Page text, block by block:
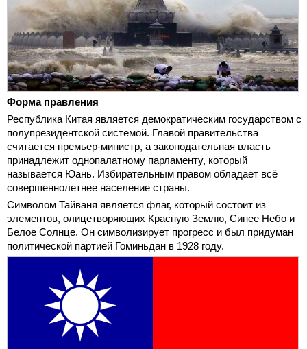
Форма правления
Республика Китая является демократическим государством с
полупрезидентской системой. Главой правительства
считается премьер-министр, а законодательная власть
принадлежит однопалатному парламенту, который
называется Юань. Избирательным правом обладает всё
совершеннолетнее население страны.
Символом Тайваня является флаг, который состоит из
элементов, олицетворяющих Красную Землю, Синее Небо и
Белое Солнце. Он символизирует прогресс и был придуман
политической партией Гоминьдан в 1928 году.